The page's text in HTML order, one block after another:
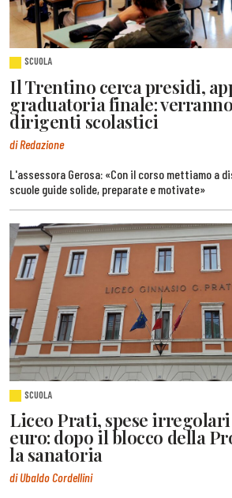
SCUOLA
Il Trentino cerca presidi,
graduatoria finale:
dirigenti scolastici
di Redazione
L'assessora Gerosa: «Con il corso mettiamo a
scuole guide solide, preparate e motivate»
SCUOLA
Liceo Prati, spese irregolari
euro: dopo il blocco della
la sanatoria
di Ubaldo Cordellini